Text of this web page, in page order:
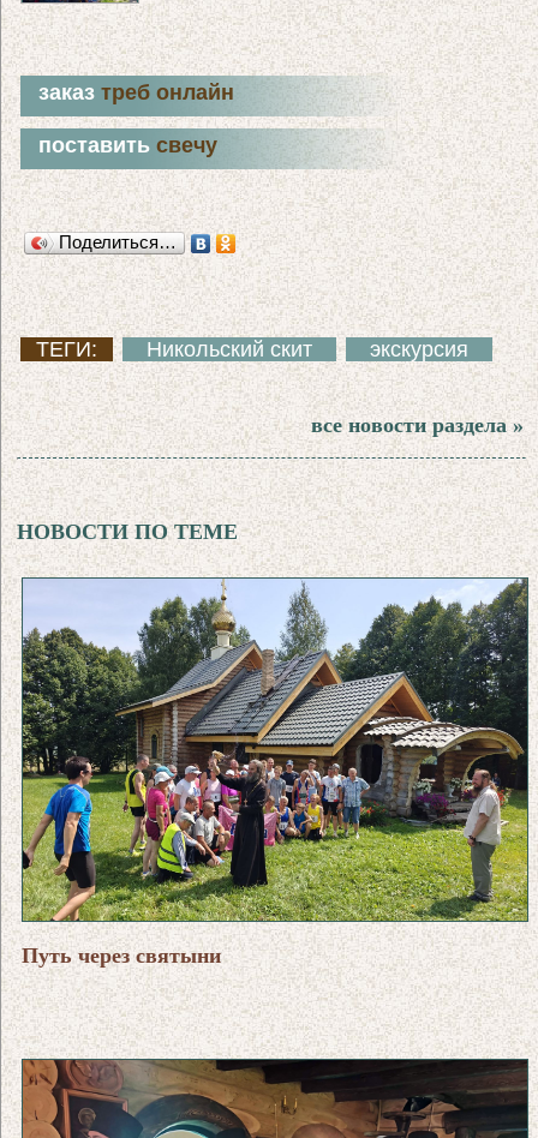
заказтреб онлайн
поставитьсвечу
Поделиться…
ТЕГИ: Никольский скит экскурсия
все новости раздела »
НОВОСТИ ПО ТЕМЕ
Путь через святыни